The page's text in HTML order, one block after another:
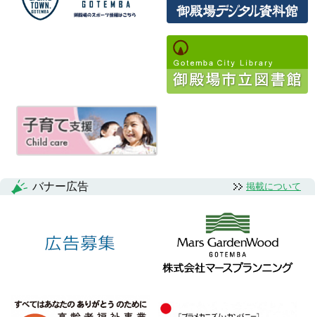
ー
ョ
ン
バナー広告 掲載について